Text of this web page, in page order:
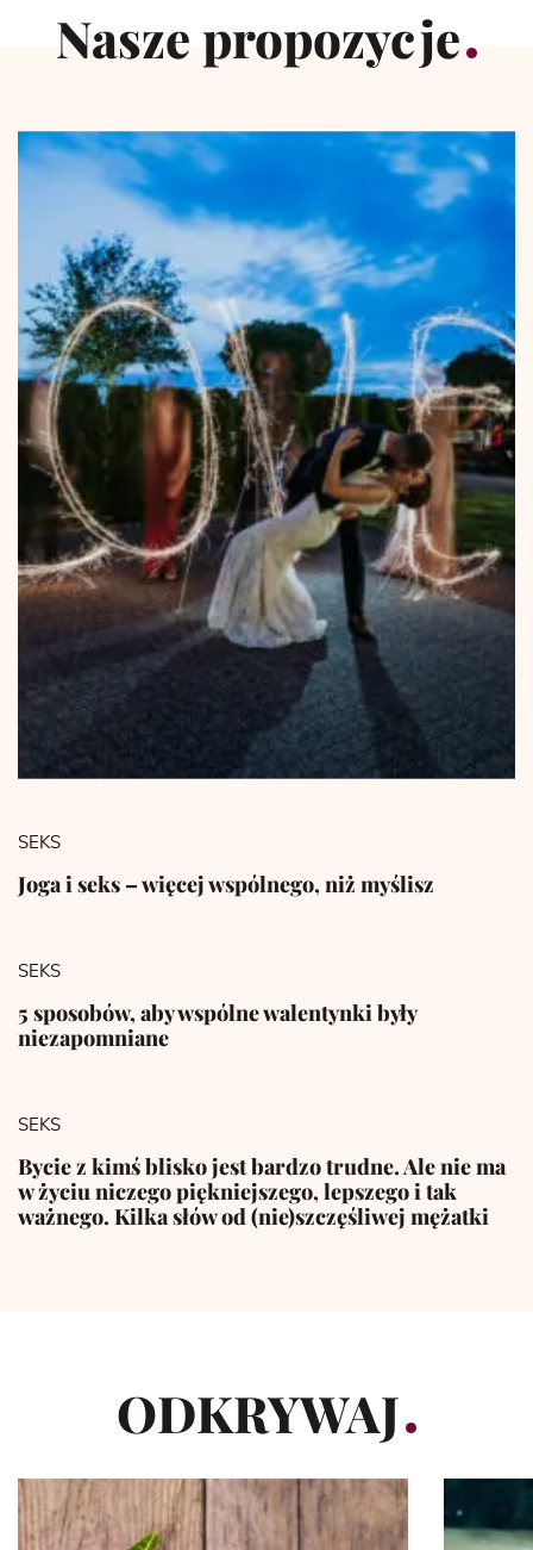
Nasze propozycje
SEKS
Joga i seks – więcej wspólnego, niż myślisz
SEKS
5 sposobów, aby wspólne walentynki były
niezapomniane
SEKS
Bycie z kimś blisko jest bardzo trudne. Ale nie ma
w życiu niczego piękniejszego, lepszego i tak
ważnego. Kilka słów od (nie)szczęśliwej mężatki
ODKRYWAJ